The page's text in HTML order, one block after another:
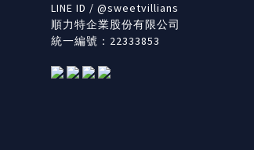
LINE ID / @sweetvillians
順力特企業股份有限公司
統一編號：22333853